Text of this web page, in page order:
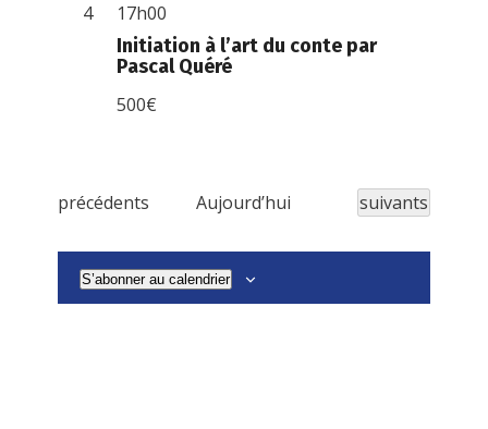
4
Initiation à l’art du conte par
Pascal Quéré
17h00
500€
É
è
précédents Aujourd’hui Évènements
suivants
S’abonner au calendrier